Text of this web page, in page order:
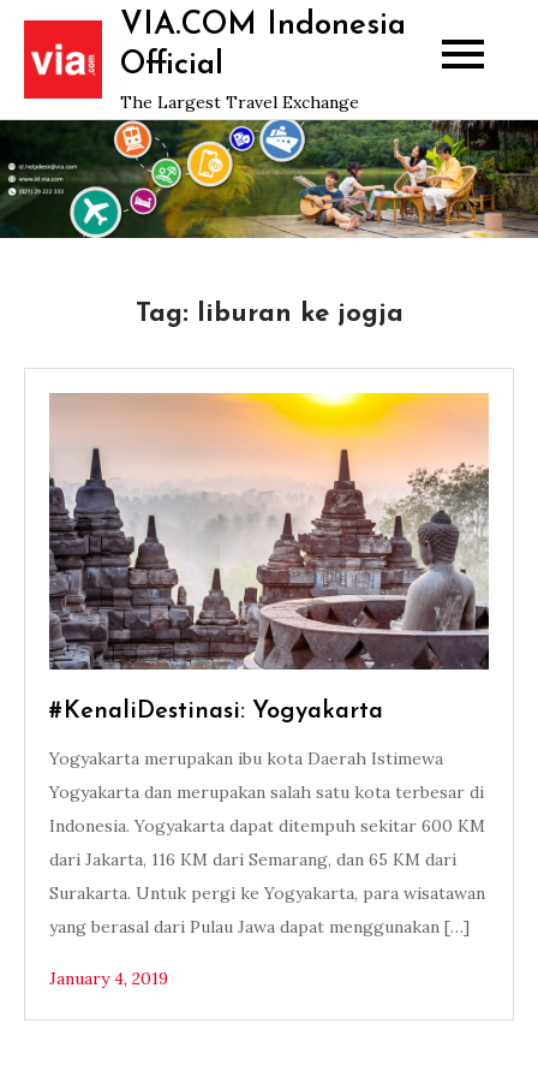
Skip
content
VIA.COM Indonesia
Official
The Largest Travel Exchange
Tag: liburan ke jogja
#KenaliDestinasi: Yogyakarta
Yogyakarta merupakan ibu kota Daerah Istimewa
Yogyakarta dan merupakan salah satu kota terbesar di
Indonesia. Yogyakarta dapat ditempuh sekitar 600 KM
dari Jakarta, 116 KM dari Semarang, dan 65 KM dari
Surakarta. Untuk pergi ke Yogyakarta, para wisatawan
yang berasal dari Pulau Jawa dapat menggunakan […]
January 4, 2019